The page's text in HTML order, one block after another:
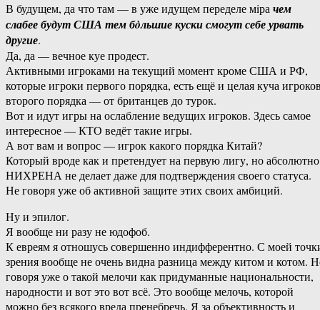
В будущем, да что там — в уже идущем переделе мiрачем
слабее будут США тем бòльшие куски смогут себе урвать
другие.
Да, да — вечное куе продест.
Активными игроками на текущий момент кроме США и РФ,
которые игроки первого порядка, есть ещё и целая куча
второго порядка — от британцев до турок.
Вот и идут игры на ослабление ведущих игроков. Здесь самое
интересное — КТО ведёт такие игры.
А вот вам и вопрос — игрок какого порядка Китай?
Который вроде как и претендует на первую лигу, но абсолютно
НИХРЕНА не делает даже для подтверждения своего статуса.
Не говоря уже об активной защите этих своих амбиций.
Ну и эпилог.
Я вообще ни разу не юдофоб.
К евреям я отношусь совершенно индифферентно. С моей
зрения вообще не очень видна разница между китом и котом.
говоря уже о такой мелочи как придуманные национальности,
народности и вот это вот всё. Это вообще мелочь, которой
можно без всякого вреда пренебречь. Я за объективность и